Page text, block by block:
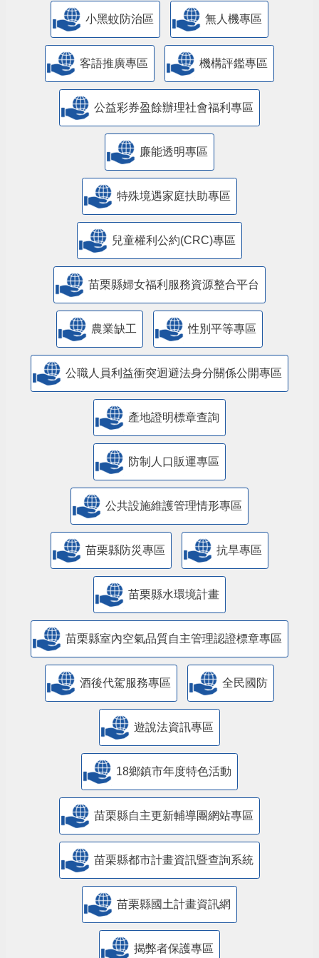
小黑蚊防治區 無人機專區
客語推廣專區 機構評鑑專區
公益彩券盈餘辦理社會福利專區
廉能透明專區
特殊境遇家庭扶助專區
兒童權利公約(CRC)專區
苗栗縣婦女福利服務資源整合平台
農業缺工 性別平等專區
公職人員利益衝突迴避法身分關係公開專區
產地證明標章查詢
防制人口販運專區
​公共設施維護管理情形專區
苗栗縣防災專區 抗旱專區
苗栗縣水環境計畫
苗栗縣室內空氣品質自主管理認證標章專區
酒後代駕服務專區 全民國防
遊說法資訊專區
18鄉鎮市年度特色活動
苗栗縣自主更新輔導團網站專區
苗栗縣都市計畫資訊暨查詢系統
苗栗縣國土計畫資訊網
揭弊者保護專區